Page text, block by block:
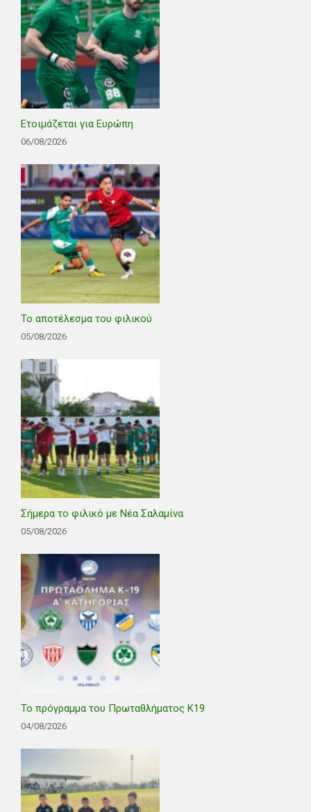
Ετοιμάζεται για Ευρώπη
06/08/2026
Το αποτέλεσμα του φιλικού
05/08/2026
Σήμερα το φιλικό με Νέα Σαλαμίνα
05/08/2026
Το πρόγραμμα του Πρωταθλήματος Κ19
04/08/2026